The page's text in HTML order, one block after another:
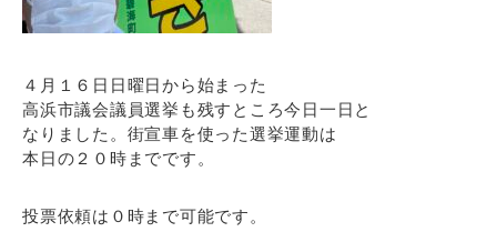
４月１６日日曜日から始まった
高浜市議会議員選挙も残すところ今日一日と
なりました。街宣車を使った選挙運動は
本日の２０時までです。
投票依頼は０時まで可能です。